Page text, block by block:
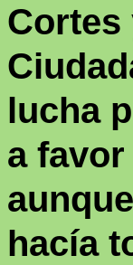
Cortes
lucha
a
hacía